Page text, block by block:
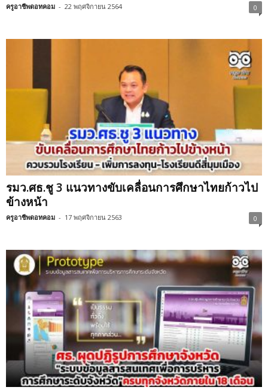
ครูอาชีพดอทคอม - 22 พฤศจิกายน 2564 0
รมว.ศธ.ชู 3 แนวทางขับเคลื่อนการศึกษาไทยก้าวไป
ข้างหน้า
ครูอาชีพดอทคอม - 17 พฤศจิกายน 2563 0